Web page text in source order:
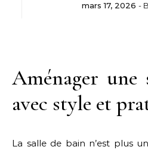
mars 17, 2026 -
Aménager une
avec style et
La salle de bain n’est plus